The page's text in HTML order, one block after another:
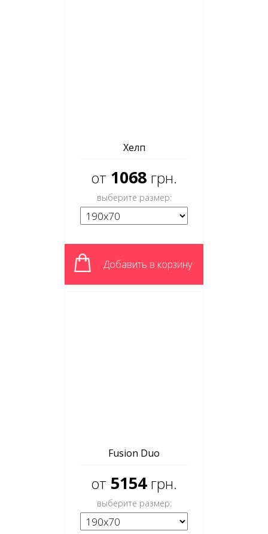
Хелп
от 1068 грн.
выберите размер:
Добавить в корзину
Fusion Duo
от 5154 грн.
выберите размер: